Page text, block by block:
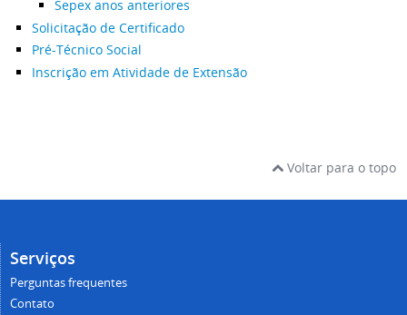
Sepex anos anteriores
Solicitação de Certificado
Pré-Técnico Social
Inscrição em Atividade de Extensão
Voltar para o topo
Serviços
Perguntas frequentes
Contato